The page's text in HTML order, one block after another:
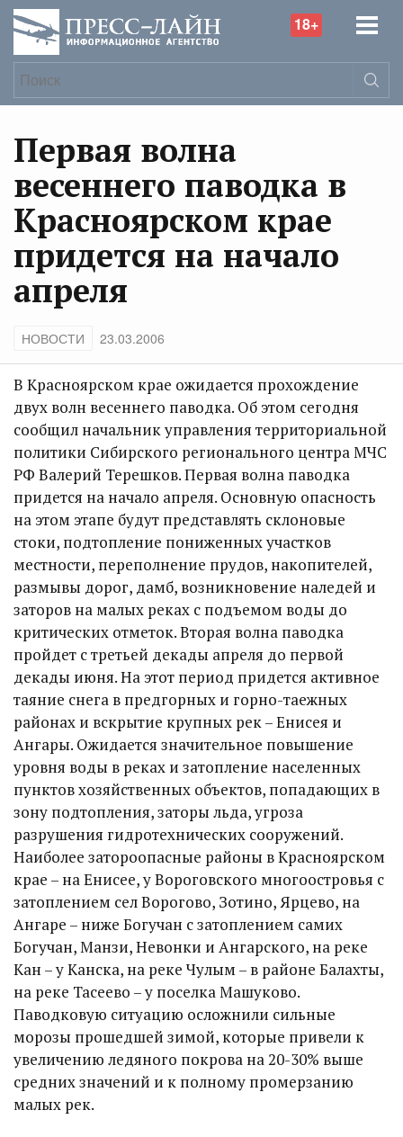
18+
Первая волна
весеннего паводка в
Красноярском крае
придется на начало
апреля
НОВОСТИ 23.03.2006
В Красноярском крае ожидается прохождение
двух волн весеннего паводка. Об этом сегодня
сообщил начальник управления территориальной
политики Сибирского регионального центра МЧС
РФ Валерий Терешков. Первая волна паводка
придется на начало апреля. Основную опасность
на этом этапе будут представлять склоновые
стоки, подтопление пониженных участков
местности, переполнение прудов, накопителей,
размывы дорог, дамб, возникновение наледей и
заторов на малых реках с подъемом воды до
критических отметок. Вторая волна паводка
пройдет с третьей декады апреля до первой
декады июня. На этот период придется активное
таяние снега в предгорных и горно-таежных
районах и вскрытие крупных рек – Енисея и
Ангары. Ожидается значительное повышение
уровня воды в реках и затопление населенных
пунктов хозяйственных объектов, попадающих в
зону подтопления, заторы льда, угроза
разрушения гидротехнических сооружений.
Наиболее затороопасные районы в Красноярском
крае – на Енисее, у Вороговского многоостровья с
затоплением сел Ворогово, Зотино, Ярцево, на
Ангаре – ниже Богучан с затоплением самих
Богучан, Манзи, Невонки и Ангарского, на реке
Кан – у Канска, на реке Чулым – в районе Балахты,
на реке Тасеево – у поселка Машуково.
Паводковую ситуацию осложнили сильные
морозы прошедшей зимой, которые привели к
увеличению ледяного покрова на 20-30% выше
средних значений и к полному промерзанию
малых рек.